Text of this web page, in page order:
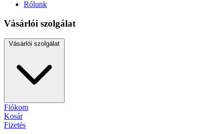
Rólunk
Vásárlói szolgálat
Vásárlói szolgálat
Fiókom
Kosár
Fizetés